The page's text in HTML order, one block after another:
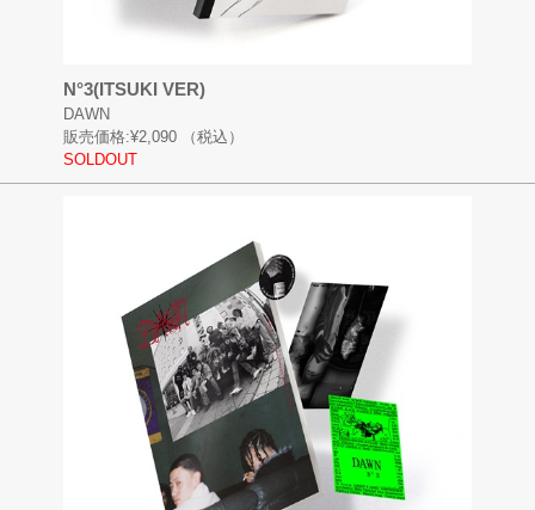
N°3(ITSUKI VER)
DAWN
販売価格:¥2,090
（税込）
SOLDOUT